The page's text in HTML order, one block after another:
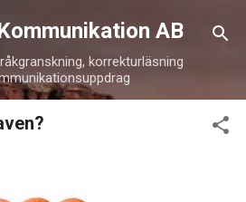
till huvudinnehåll AB
korrekturläsning